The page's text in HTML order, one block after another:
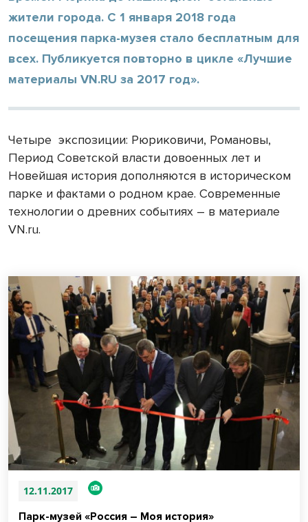
жители города. С 1 января 2018 года
посещения парка-музея стало бесплатным для
всех. Публикуется повторно в цикле «Лучшие
материалы VN.RU за 2017 год».
Четыре экспозиции: Рюриковичи, Романовы,
Период Советской власти довоенных лет и
Новейшая история дополняются в историческом
парке и фактами о родном крае. Современные
технологии о древних событиях – в материале
VN.ru.
12.11.2017
Парк-музей «Россия – Моя история»